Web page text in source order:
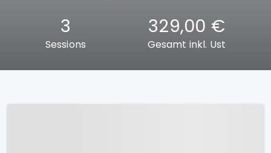
3
Sessions
329,00 €
Gesamt inkl. Ust